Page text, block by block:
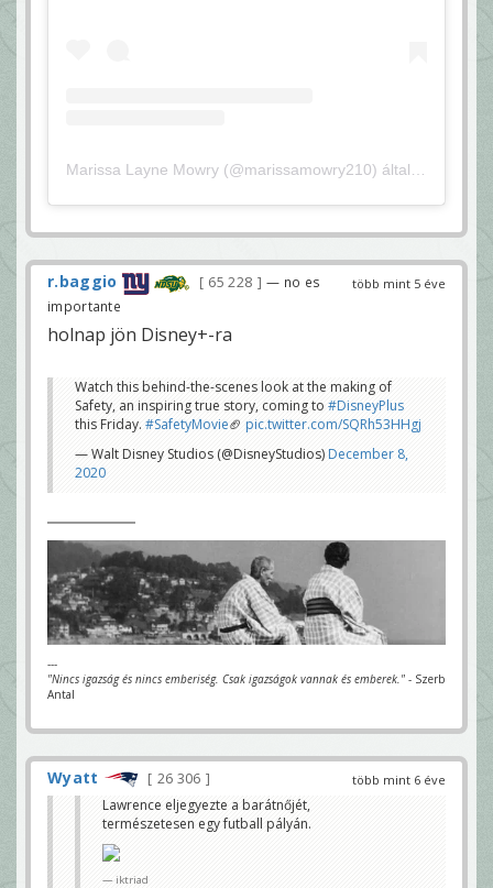
Marissa Layne Mowry (@marissamowry210) által megosztott bejegyzés
több mint 5 éve
r.baggio 65 228
— no es
importante
holnap jön Disney+-ra
Watch this behind-the-scenes look at the making of
Safety, an inspiring true story, coming to #DisneyPlus
this Friday. #SafetyMovie🏈 pic.twitter.com/SQRh53HHgj
— Walt Disney Studios (@DisneyStudios)December 8,
2020
---
"Nincs igazság és nincs emberiség. Csak igazságok vannak és emberek." - Szerb
Antal
több mint 6 éve
Wyatt
26 306
Lawrence eljegyezte a barátnőjét,
természetesen egy futball pályán.
iktriad